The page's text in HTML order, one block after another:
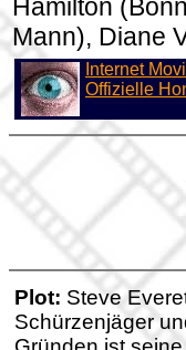
Hamilton
Mann), Diane
Internet
Offizielle
Plot: Steve
Schürzenjäger